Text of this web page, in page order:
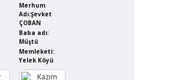
Merhum
Adı:Şevket
ÇOBAN
Baba adı:
Müştü
Memleketi:
Yelek Köyü